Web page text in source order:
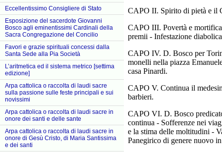
Eccellentissimo Consigliere di Stato
Esposizione del sacerdote Giovanni
Bosco agli eminentissimi Cardinali della
Sacra Congregazione del Concilio
Favori e grazie spirituali concessi dalla
Santa Sede alla Pia Società
L’aritmetica ed il sistema metrico [settima
edizione]
Arpa cattolica o raccolta di laudi sacre
sulla passione sulle feste principali e sui
novissimi
Arpa cattolica o raccolta di laudi sacre in
onore dei santi e delle sante
Arpa cattolica o raccolta di laudi sacre in
onore di Gesù Cristo, di Maria Santissima
e dei santi
CAPO II. Spirito di pietà e
CAPO III. Povertà e
premii - Infestazione
CAPO IV. D. Bosco per
monelli nella piazza
casa Pinardi.
CAPO V. Continua il
barbieri.
CAPO VI. D. Bosco
continua - Sofferenze nei
e la stima delle moltitudini -
Panegirico di genere nuovo